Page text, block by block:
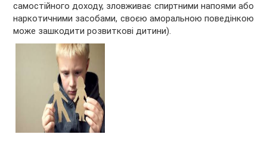
самостійного доходу, зловживає спиртними напоями або
наркотичними засобами, своєю аморальною поведінкою
може зашкодити розвиткові дитини).